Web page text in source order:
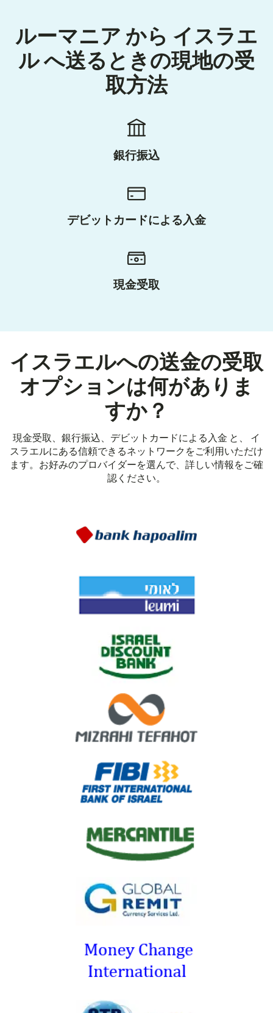
ルーマニア から イスラエ
ル へ送るときの現地の受
取方法
銀行振込
デビットカードによる入金
現金受取
イスラエルへの送金の受取
オプションは何がありま
すか？
現金受取、銀行振込、デビットカードによる入金 と、 イ
スラエルにある信頼できるネットワークをご利用いただけ
ます。お好みのプロバイダーを選んで、詳しい情報をご確
認ください。